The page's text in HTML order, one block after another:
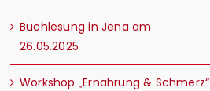
Buchlesung in Jena am
26.05.2025
Workshop „Ernährung & Schmerz“